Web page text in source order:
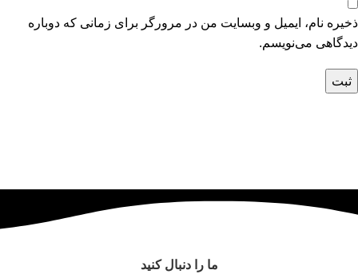
ذخیره نام، ایمیل و وبسایت من در مرورگر برای زمانی که دوباره
دیدگاهی می‌نویسم.
ما را دنبال کنید